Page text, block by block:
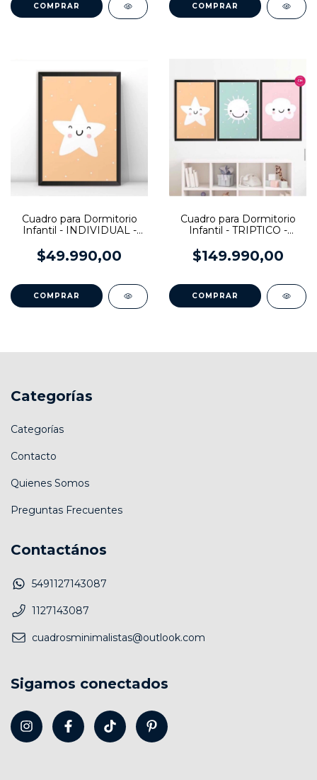
COMPRAR COMPRAR
Cuadro para Dormitorio
Infantil - INDIVIDUAL -
$49.990,00
COMPRAR
Cuadro para Dormitorio
Infantil - TRIPTICO -
$149.990,00
COMPRAR
Categorías
Categorías
Contacto
Quienes Somos
Preguntas Frecuentes
Contactános
5491127143087
1127143087
cuadrosminimalistas@outlook.com
Sigamos conectados